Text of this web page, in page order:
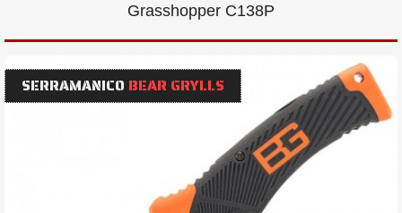
Grasshopper C138P
SERRAMANICO BEAR GRYLLS